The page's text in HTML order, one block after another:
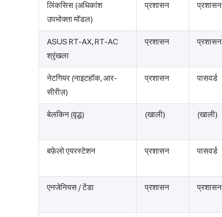
लिंकसिस (अधिकांश
उपभोक्ता मॉडल)
प्रशासन प्रशासन
ASUS RT-AX, RT-AC
श्रृंखला
प्रशासन प्रशासन
नेटगियर (नाइटहॉक, आर-
सीरीज़)
प्रशासन पासवर्ड
बेलकिन (वृद्ध) (खाली) (खाली)
बफ़ेलो एयरस्टेशन प्रशासन पासवर्ड
एनजेनियस / टेंडा प्रशासन प्रशासन